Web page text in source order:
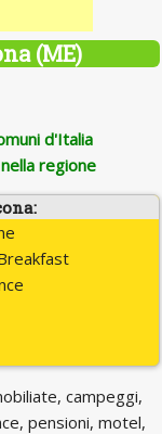
(ME)
d'Italia
regione
campeggi,
pensioni, motel,